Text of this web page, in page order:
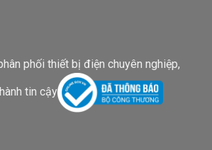
phối thiết bị điện chuyên nghiệp,
tin cậy